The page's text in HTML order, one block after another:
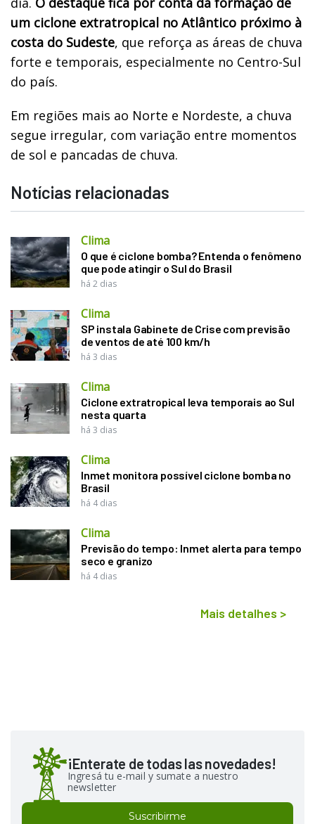
um ciclone extratropical no Atlântico próximo à
costa do Sudeste, que reforça as áreas de chuva
forte e temporais, especialmente no Centro-Sul
do país.
Em regiões mais ao Norte e Nordeste, a chuva
segue irregular, com variação entre momentos
de sol e pancadas de chuva.
Notícias relacionadas
Clima
O que é ciclone bomba? Entenda o fenômeno
que pode atingir o Sul do Brasil
há 2 dias
Clima
SP instala Gabinete de Crise com previsão
de ventos de até 100 km/h
há 3 dias
Clima
Ciclone extratropical leva temporais ao Sul
nesta quarta
há 3 dias
Clima
Inmet monitora possível ciclone bomba no
Brasil
há 4 dias
Clima
Previsão do tempo: Inmet alerta para tempo
seco e granizo
há 4 dias
Mais detalhes >
¡Enterate de todas las novedades!
Ingresá tu e-mail y sumate a nuestro
newsletter
Suscribirme